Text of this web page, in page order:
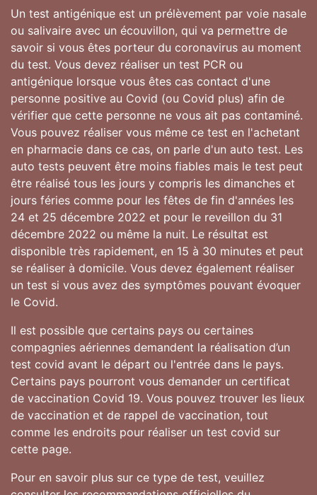
Un test antigénique est un prélèvement par voie nasale
ou salivaire avec un écouvillon, qui va permettre de
savoir si vous êtes porteur du coronavirus au moment
du test. Vous devez réaliser un test PCR ou
antigénique lorsque vous êtes cas contact d'une
personne positive au Covid (ou Covid plus) afin de
vérifier que cette personne ne vous ait pas contaminé.
Vous pouvez réaliser vous même ce test en l'achetant
en pharmacie dans ce cas, on parle d'un auto test. Les
auto tests peuvent être moins fiables mais le test peut
être réalisé tous les jours y compris les dimanches et
jours féries comme pour les fêtes de fin d'années les
24 et 25 décembre 2022 et pour le reveillon du 31
décembre 2022 ou même la nuit. Le résultat est
disponible très rapidement, en 15 à 30 minutes et peut
se réaliser à domicile. Vous devez également réaliser
un test si vous avez des symptômes pouvant évoquer
le Covid.
Il est possible que certains pays ou certaines
compagnies aériennes demandent la réalisation d’un
test covid avant le départ ou l'entrée dans le pays.
Certains pays pourront vous demander un certificat
de vaccination Covid 19. Vous pouvez trouver les lieux
de vaccination et de rappel de vaccination, tout
comme les endroits pour réaliser un test covid sur
cette page.
Pour en savoir plus sur ce type de test, veuillez